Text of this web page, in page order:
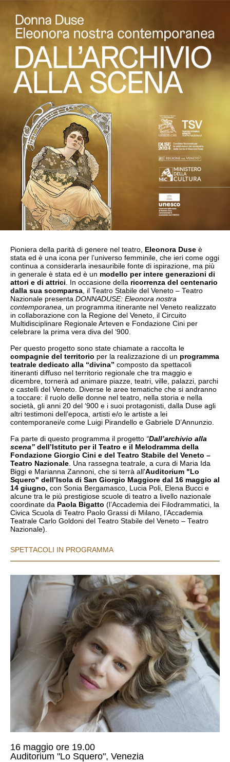
Pioniera della parità di genere nel teatro, Eleonora Duse è
stata ed è una icona per l’universo femminile, che ieri come oggi
continua a considerarla inesauribile fonte di ispirazione, ma più
in generale è stata ed è un modello per intere generazioni di
attori e di attrici. In occasione della ricorrenza del centenario
dalla sua scomparsa, il Teatro Stabile del Veneto – Teatro
Nazionale presenta DONNADUSE: Eleonora nostra
contemporanea, un programma itinerante nel Veneto realizzato
in collaborazione con la Regione del Veneto, il Circuito
Multidisciplinare Regionale Arteven e Fondazione Cini per
celebrare la prima vera diva del ‘900.
Per questo progetto sono state chiamate a raccolta le
compagnie del territorio per la realizzazione di un programma
teatrale dedicato alla “divina” composto da spettacoli
itineranti diffuso nel territorio regionale che tra maggio e
dicembre, tornerà ad animare piazze, teatri, ville, palazzi, parchi
e castelli del Veneto. Diverse le aree tematiche che si andranno
a toccare: il ruolo delle donne nel teatro, nella storia e nella
società, gli anni 20 del ‘900 e i suoi protagonisti, dalla Duse agli
altri testimoni dell’epoca, artisti e/o le artiste a lei
contemporanei/e come Luigi Pirandello e Gabriele D’Annunzio.
Fa parte di questo programma il progetto “Dall’archivio alla
scena” dell’Istituto per il Teatro e il Melodramma della
Fondazione Giorgio Cini e del Teatro Stabile del Veneto –
Teatro Nazionale. Una rassegna teatrale, a cura di Maria Ida
Biggi e Marianna Zannoni, che si terrà all'Auditorium "Lo
Squero" dell’Isola di San Giorgio Maggiore dal 16 maggio al
14 giugno, con Sonia Bergamasco, Lucia Poli, Elena Bucci e
alcune tra le più prestigiose scuole di teatro a livello nazionale
coordinate da Paola Bigatto (l’Accademia dei Filodrammatici, la
Civica Scuola di Teatro Paolo Grassi di Milano, l’Accademia
Teatrale Carlo Goldoni del Teatro Stabile del Veneto – Teatro
Nazionale).
SPETTACOLI IN PROGRAMMA
16 maggio ore 19.00
Auditorium "Lo Squero", Venezia